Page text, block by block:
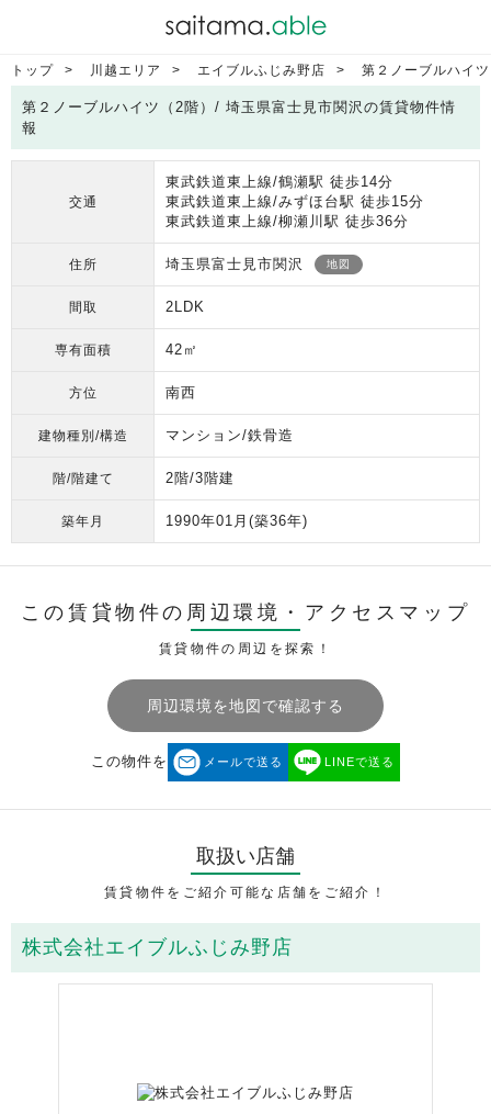
トップ 川越エリア エイブルふじみ野店 第２ノーブルハイ
第２ノーブルハイツ（2階）/ 埼玉県富士見市関沢の賃貸物件情
報
交通
東武鉄道東上線/鶴瀬駅 徒歩14分
東武鉄道東上線/みずほ台駅 徒歩15分
東武鉄道東上線/柳瀬川駅 徒歩36分
住所 埼玉県富士見市関沢 地図
間取 2LDK
専有面積 42㎡
方位 南西
建物種別/構造 マンション/鉄骨造
階/階建て 2階/3階建
築年月 1990年01月 (築36年)
この賃貸物件の周辺環境・ アクセスマップ
賃貸物件の周辺を探索！
周辺環境を地図で確認する
この物件を メールで送る LINEで送る
取扱い店舗
賃貸物件をご紹介可能な店舗をご紹介！
株式会社エイブルふじみ野店